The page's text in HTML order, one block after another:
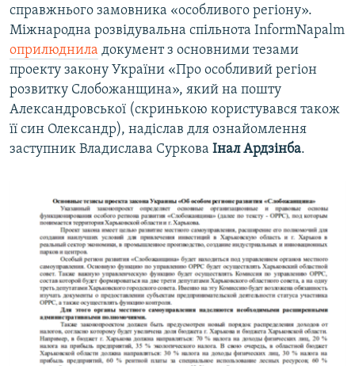
справжнього замовника «особливого регіону».
Міжнародна розвідувальна спільнота InformNapalm
оприлюднила документ з основними тезами
проекту закону України «Про особливий регіон
розвитку Слобожанщина», який на пошту
Александровської (скринькою користувався також
її син Олександр), надіслав для ознайомлення
заступник Владислава Суркова Інал Ардзінба.